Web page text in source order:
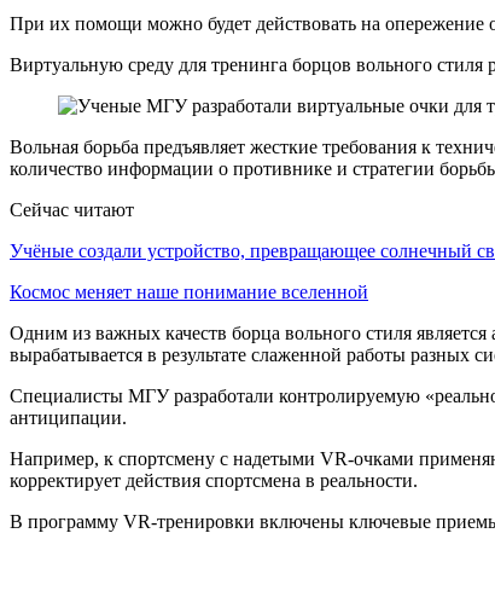
При их помощи можно будет действовать на опережение
Виртуальную среду для тренинга борцов вольного
Вольная борьба предъявляет жесткие требования к
количество информации о противнике и стратегии
Сейчас читают
Учёные создали устройство, превращающее солнечный
Космос меняет наше понимание вселенной
Одним из важных качеств борца вольного стиля
вырабатывается в результате слаженной работы разных
Специалисты МГУ разработали контролируемую
антиципации.
Например, к спортсмену с надетыми VR-очками
корректирует действия спортсмена в реальности.
В программу VR-тренировки включены ключевые